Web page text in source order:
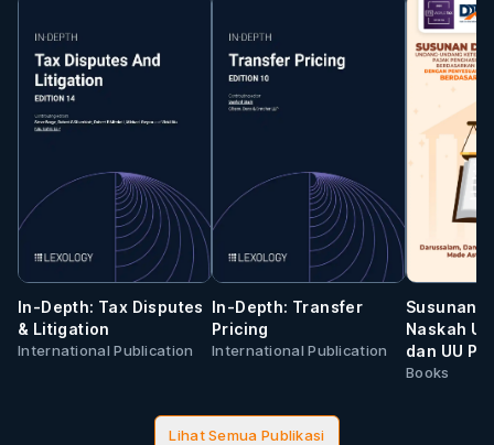
In-Depth: Tax Disputes
& Litigation
International Publication
In-Depth: Transfer
Pricing
International Publication
Susunan
Naskah
dan UU
Books
Lihat Semua Publikasi